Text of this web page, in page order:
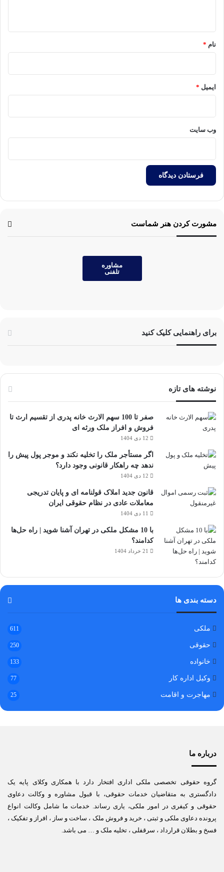
نام *
ایمیل *
وب‌ سایت
مشورت کردن هنر شماست
مشاوره
تلفنی
برای راهنمایی کلیک کنید
نوشته های تازه
صفر تا 100 سهم الارث خانه پدری از تقسیم ارث تا
فروش و افراز ملک ورثه ای
12 دی 1404
اگر مستأجر ملک را تخلیه نکند و موجر پول پیش را
ندهد چه راهکار قانونی وجود دارد؟
12 دی 1404
قانون جدید املاک قولنامه ای و پایان تدریجی
معاملات عادی در نظام حقوقی ایران
11 دی 1404
با 10 مشکل ملکی در تهران آشنا شوید | راه حل‌ها
کدامند؟
21 خرداد 1404
دسته بندی ها
ملکی 611
حقوقی 250
خانواده 133
وکیل اداره کار 77
مهاجرت و اقامت 25
درباره ما
گروه حقوقی تخصصی ملکی اداری افتخار دارد با همکاری وکلای پایه یک
دادگستری به متقاضیان خدمات حقوقی، با قبول مشاوره و وکالت دعاوی
حقوقی و کیفری در امور ملکی، یاری رساند. خدمات ما شامل وکالت انواع
پرونده دعاوی ملکی و ثبتی ، خرید و فروش ملک ، ساخت و ساز ، افراز و تفکیک ،
فسخ و بطلان قرارداد ، سرقفلی ، تخلیه ملک و … می باشد.